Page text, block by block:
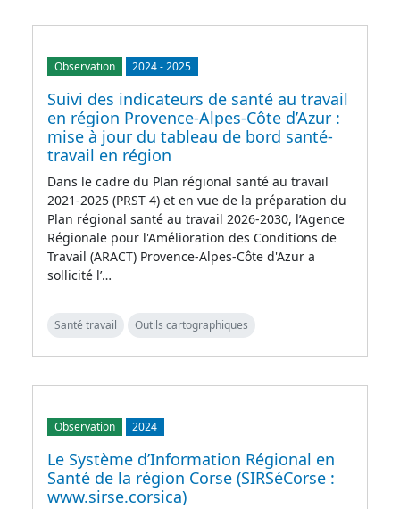
Observation 2024-2025
Suivi des indicateurs de santé au travail
en région Provence-Alpes-Côte d’Azur :
mise à jour du tableau de bord santé-
travail en région
Dans le cadre du Plan régional santé au travail
2021-2025 (PRST 4) et en vue de la préparation du
Plan régional santé au travail 2026-2030, l’Agence
Régionale pour l'Amélioration des Conditions de
Travail (ARACT) Provence-Alpes-Côte d'Azur a
sollicité l’…
Santé travail Outils cartographiques
Observation 2024
Le Système d’Information Régional en
Santé de la région Corse (SIRSéCorse :
www.sirse.corsica)